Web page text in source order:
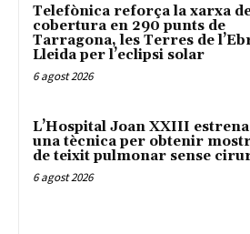
Telefònica reforça la xarxa
cobertura en 290 punts de
Tarragona, les Terres de
Lleida per l’eclipsi solar
6 agost 2026
L’Hospital Joan XXIII estrena
una tècnica per obtenir
de teixit pulmonar sense
6 agost 2026